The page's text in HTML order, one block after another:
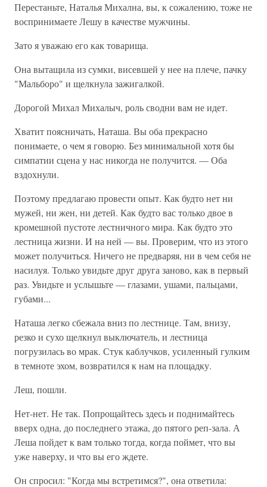
Перестаньте, Наталья Михална, вы, к сожалению, тоже не
воспринимаете Лешу в качестве мужчины.
Зато я уважаю его как товарища.
Она вытащила из сумки, висевшей у нее на плече, пачку
"Мальборо" и щелкнула зажигалкой.
Дорогой Михал Михалыч, роль сводни вам не идет.
Хватит поясничать, Наташа. Вы оба прекрасно
понимаете, о чем я говорю. Без минимальной хотя бы
симпатии сцена у нас никогда не получится. — Оба
вздохнули.
Поэтому предлагаю провести опыт. Как будто нет ни
мужей, ни жен, ни детей. Как будто вас только двое в
кромешной пустоте лестничного мира. Как будто это
лестница жизни. И на ней — вы. Проверим, что из этого
может получиться. Ничего не предваряя, ни в чем себя не
насилуя. Только увидьте друг друга заново, как в первый
раз. Увидьте и услышьте — глазами, ушами, пальцами,
губами...
Наташа легко сбежала вниз по лестнице. Там, внизу,
резко и сухо щелкнул выключатель, и лестница
погрузилась во мрак. Стук каблучков, усиленный гулким
в темноте эхом, возвратился к нам на площадку.
Леш, пошли.
Нет-нет. Не так. Попрощайтесь здесь и поднимайтесь
вверх одна, до последнего этажа, до пятого реп-зала. А
Леша пойдет к вам только тогда, когда поймет, что вы
уже наверху, и что вы его ждете.
Он спросил: "Когда мы встретимся?", она ответила: